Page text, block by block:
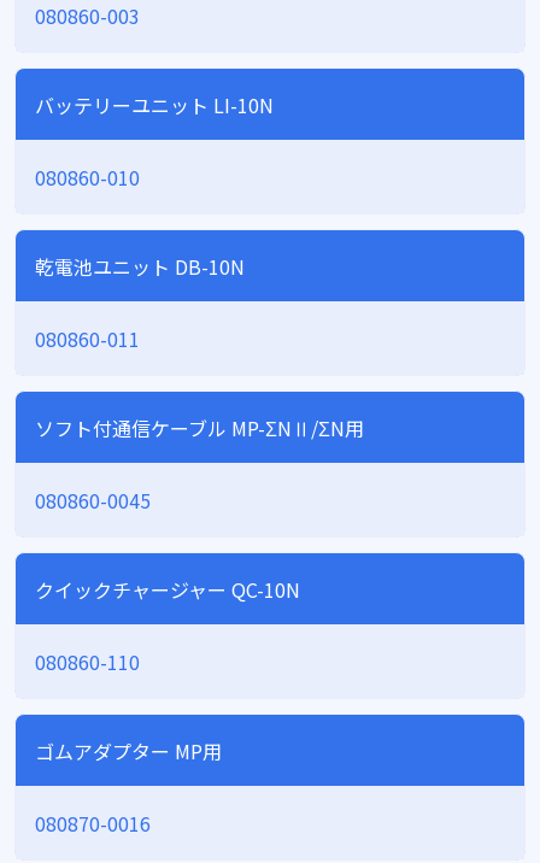
080860-003
バッテリーユニット LI-10N
080860-010
乾電池ユニット DB-10N
080860-011
ソフト付通信ケーブル MP-ΣNⅡ/ΣN用
080860-0045
クイックチャージャー QC-10N
080860-110
ゴムアダプター MP用
080870-0016